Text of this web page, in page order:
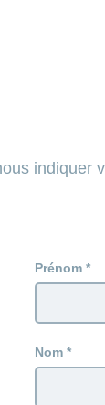
indiquer
Prénom
Nom